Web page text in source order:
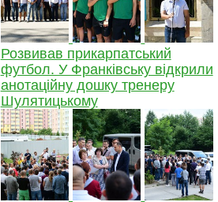
Розвивав прикарпатський
футбол. У Франківську відкрили
анотаційну дошку тренеру
Шулятицькому